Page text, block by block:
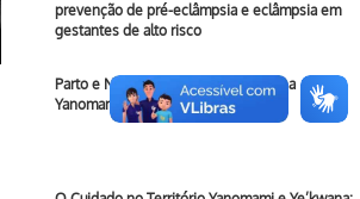
prevenção de pré-eclâmpsia e eclâmpsia em
gestantes de alto risco
Parto e Nascimento na Terra Indígena
Yanomami e Ye’kwana